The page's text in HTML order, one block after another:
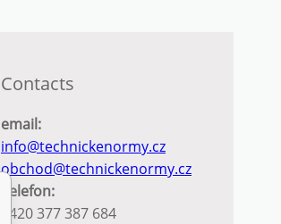
Contacts
email:
info@technickenormy.cz
obchod@technickenormy.cz
Telefon:
+420 377 387 684